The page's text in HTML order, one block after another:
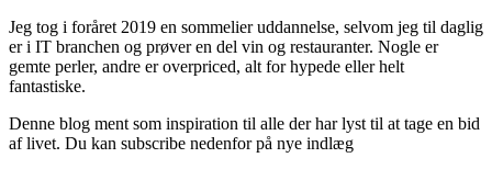
Jeg tog i foråret 2019 en sommelier uddannelse, selvom jeg til daglig
er i IT branchen og prøver en del vin og restauranter. Nogle er
gemte perler, andre er overpriced, alt for hypede eller helt
fantastiske.
Denne blog ment som inspiration til alle der har lyst til at tage en bid
af livet. Du kan subscribe nedenfor på nye indlæg